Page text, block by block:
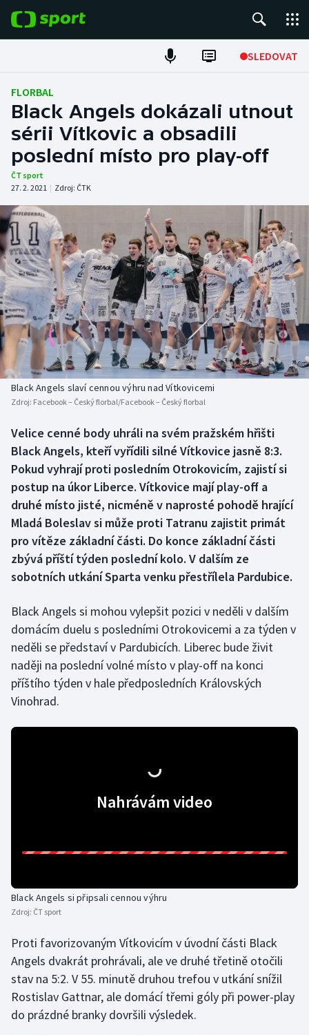
SLEDOVAT
Fotbal
Hokej
Tenis
Atletika
Cyklistika
DALŠÍ SPORTY
Americký fotbal
Baseball a softbal
Basketbal
Biatlon
Box
Curling
Dostihy
Florbal
Futsal
Golf
Gymnastika
Házená
Lyže a snowboard
Motorsport
Olympijské hry
Parasport
Plavání
NEPŘEHLÉDNĚTE
Soutěže
Historické návraty
Aplikace ČT sport
FLORBAL
Black Angels dokázali utnout
sérii Vítkovic a obsadili
poslední místo pro play-off
ČT sport
27. 2. 2021 | Zdroj: ČTK
Black Angels slaví cennou výhru nad Vítkovicemi
Zdroj: Facebook – Český florbal/Facebook – Český florbal
Velice cenné body uhráli na svém pražském hřišti
Black Angels, kteří vyřídili silné Vítkovice jasně 8:3.
Pokud vyhrají proti posledním Otrokovicím, zajistí si
postup na úkor Liberce. Vítkovice mají play-off a
druhé místo jisté, nicméně v naprosté pohodě hrající
Mladá Boleslav si může proti Tatranu zajistit primát
pro vítěze základní části. Do konce základní části
zbývá příští týden poslední kolo. V dalším ze
sobotních utkání Sparta venku přestřílela Pardubice.
Black Angels si mohou vylepšit pozici v neděli v dalším
domácím duelu s posledními Otrokovicemi a za týden v
neděli se představí v Pardubicích. Liberec bude živit
naději na poslední volné místo v play-off na konci
příštího týden v hale předposledních Královských
Vinohrad.
Nahrávám video
Black Angels si připsali cennou výhru
Zdroj: ČT sport
Proti favorizovaným Vítkovicím v úvodní části Black
Angels dvakrát prohrávali, ale ve druhé třetině otočili
stav na 5:2. V 55. minutě druhou trefou v utkání snížil
Rostislav Gattnar, ale domácí třemi góly při power-play
do prázdné branky dovršili výsledek.